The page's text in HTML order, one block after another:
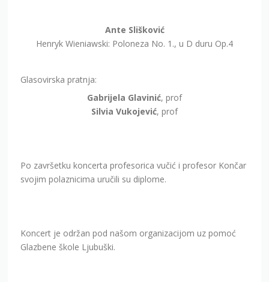
Ante Slišković
Henryk Wieniawski: Poloneza No. 1., u D duru Op.4
Glasovirska pratnja:
Gabrijela Glavinić, prof
Silvia Vukojević, prof
Po završetku koncerta profesorica vučić i profesor Končar
svojim polaznicima uručili su diplome.
Koncert je održan pod našom organizacijom uz pomoć
Glazbene škole Ljubuški.